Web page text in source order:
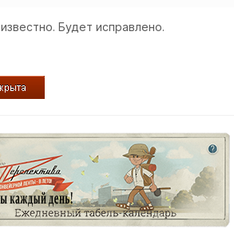
a/UCILSLZ
Будет исправлено.